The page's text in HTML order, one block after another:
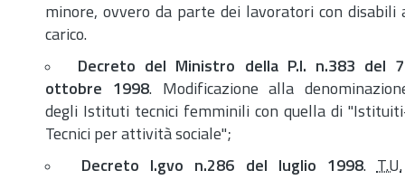
minore, ovvero da parte dei lavoratori con disabili
carico.
Decreto del Ministro della P.I. n.383 del 7
ottobre 1998. Modificazione alla
degli Istituti tecnici femminili con quella di
Tecnici per attività sociale";
Decreto l.gvo n.286 del luglio 1998.T.U.